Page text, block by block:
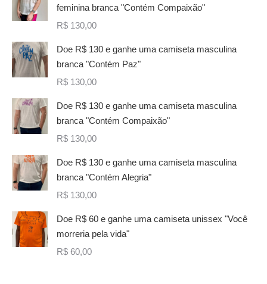
feminina branca "Contém Compaixão"
R$ 130,00
Doe R$ 130 e ganhe uma camiseta masculina
branca "Contém Paz"
R$ 130,00
Doe R$ 130 e ganhe uma camiseta masculina
branca "Contém Compaixão"
R$ 130,00
Doe R$ 130 e ganhe uma camiseta masculina
branca "Contém Alegria"
R$ 130,00
Doe R$ 60 e ganhe uma camiseta unissex "Você
morreria pela vida"
R$ 60,00